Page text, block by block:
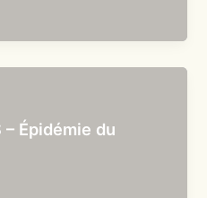
– Épidémie du